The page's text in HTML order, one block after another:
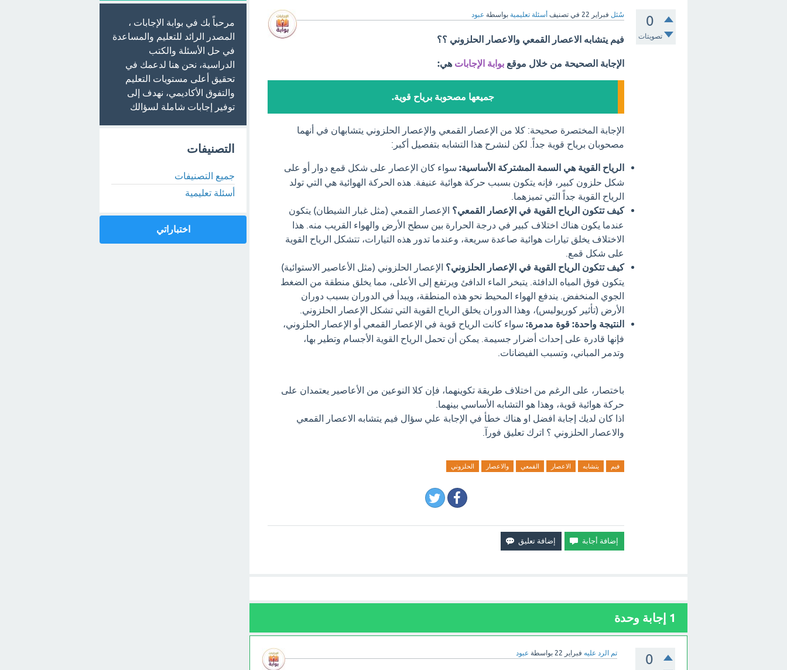
0
تصويتات
سُئل فبراير 22 في تصنيف أسئلة تعليمية بواسطة عبود
فيم يتشابه الاعصار القمعي والاعصار الحلزوني ؟؟
الإجابة الصحيحة من خلال موقع بوابة الإجابات هي:
جميعها مصحوبة برياح قوية.
الإجابة المختصرة صحيحة: كلا من الإعصار القمعي والإعصار الحلزوني يتشابهان في أنهما
مصحوبان برياح قوية جداً. لكن لنشرح هذا التشابه بتفصيل أكبر:
الرياح القوية هي السمة المشتركة الأساسية: سواء كان الإعصار على شكل قمع دوار أو على
شكل حلزون كبير، فإنه يتكون بسبب حركة هوائية عنيفة. هذه الحركة الهوائية هي التي تولد
الرياح القوية جداً التي تميزهما.
كيف تتكون الرياح القوية في الإعصار القمعي؟ الإعصار القمعي (مثل غبار الشيطان) يتكون
عندما يكون هناك اختلاف كبير في درجة الحرارة بين سطح الأرض والهواء القريب منه. هذا
الاختلاف يخلق تيارات هوائية صاعدة سريعة، وعندما تدور هذه التيارات، تتشكل الرياح القوية
على شكل قمع.
كيف تتكون الرياح القوية في الإعصار الحلزوني؟ الإعصار الحلزوني (مثل الأعاصير الاستوائية)
يتكون فوق المياه الدافئة. يتبخر الماء الدافئ ويرتفع إلى الأعلى، مما يخلق منطقة من الضغط
الجوي المنخفض. يندفع الهواء المحيط نحو هذه المنطقة، ويبدأ في الدوران بسبب دوران
الأرض (تأثير كوريوليس)، وهذا الدوران يخلق الرياح القوية التي تشكل الإعصار الحلزوني.
النتيجة واحدة: قوة مدمرة: سواء كانت الرياح قوية في الإعصار القمعي أو الإعصار الحلزوني،
فإنها قادرة على إحداث أضرار جسيمة. يمكن أن تحمل الرياح القوية الأجسام وتطير بها،
وتدمر المباني، وتسبب الفيضانات.
باختصار، على الرغم من اختلاف طريقة تكوينهما، فإن كلا النوعين من الأعاصير يعتمدان على
حركة هوائية قوية، وهذا هو التشابه الأساسي بينهما.
اذا كان لديك إجابة افضل او هناك خطأ في الإجابة علي سؤال فيم يتشابه الاعصار القمعي
والاعصار الحلزوني ؟ اترك تعليق فورآ.
فيم يتشابه الاعصار القمعي والاعصار الحلزوني
1 إجابة وحدة
0 تم الرد عليه فبراير 22 بواسطة عبود
مرحباً بك في بوابة الإجابات ،
المصدر الرائد للتعليم والمساعدة
في حل الأسئلة والكتب
الدراسية، نحن هنا لدعمك في
تحقيق أعلى مستويات التعليم
والتفوق الأكاديمي، نهدف إلى
توفير إجابات شاملة لسؤالك
التصنيفات
جميع التصنيفات
أسئلة تعليمية
اختباراتي